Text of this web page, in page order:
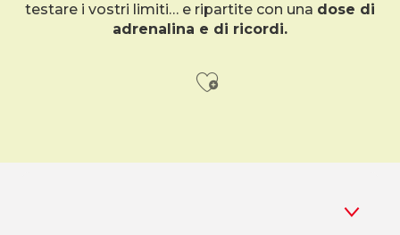
testare i vostri limiti… e ripartite con una dose di
adrenalina e di ricordi.
Ajouter aux